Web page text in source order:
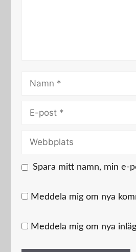
Namn
Webbplats
Spara mitt namn, min e-
Meddela mig om nya
Meddela mig om nya